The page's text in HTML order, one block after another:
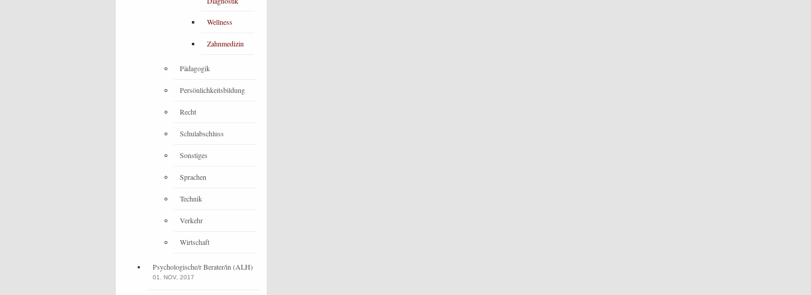
Wellness
Zahnmedizin
Pädagogik
Persönlichkeitsbildung
Recht
Schulabschluss
Sonstiges
Sprachen
Technik
Verkehr
Wirtschaft
Psychologische/r Berater/in (ALH)
01. NOV, 2017